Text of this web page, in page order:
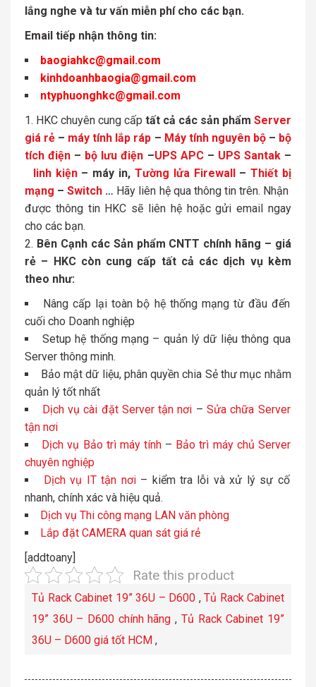
lắng nghe và tư vấn miễn phí cho các bạn.
Email tiếp nhận thông tin:
baogiahkc@gmail.com
kinhdoanhbaogia@gmail.com
ntyphuonghkc@gmail.com
HKC chuyên cung cấp tất cả các sản phẩm Server
giá rẻ – máy tính lắp ráp – Máy tính nguyên bộ– bộ
tích điện – bộ lưu điện –UPS APC– UPS Santak–
linh kiện– máy in, Tường lửa Firewall–Thiết bị
mạng –Switch … Hãy liên hệ qua thông tin trên. Nhận
được thông tin HKC sẽ liên hệ hoặc gửi email ngay
cho các bạn.
Bên Cạnh các Sản phẩm CNTT chính hãng – giá
rẻ – HKC còn cung cấp tất cả các dịch vụ kèm
theo như:
Nâng cấp lại toàn bộ hệ thống mạng từ đầu đến
cuối cho Doanh nghiệp
Setup hệ thống mạng – quản lý dữ liệu thông qua
Server thông minh.
Bảo mật dữ liệu, phân quyền chia Sẻ thư mục nhằm
quản lý tốt nhất
Dịch vụ cài đặt Server tận nơi –Sửa chữa Server
tận nơi
Dịch vụ Bảo trì máy tính – Bảo trì máy chủ Server
chuyên nghiệp
Dịch vụ IT tận nơi – kiểm tra lỗi và xử lý sự cố
nhanh, chính xác và hiệu quả.
Dịch vụ Thi công mạng LAN văn phòng
Lắp đặt CAMERA quan sát giá rẻ
[addtoany]
Rate this product
Tủ Rack Cabinet 19” 36U – D600 , Tủ Rack Cabinet
19” 36U – D600 chính hãng , Tủ Rack Cabinet 19”
36U – D600 giá tốt HCM ,